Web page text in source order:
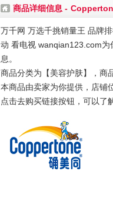
商品详细信息 -
万千网 万选千挑销量王 品牌
动 看电视 wanqian123.com
息。
商品分类为【美容护肤】，商
本商品由卖家为你提供，店铺
点击去购买链接按钮，可以了